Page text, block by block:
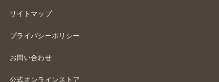
サイトマップ
プライバシーポリシー
お問い合わせ
公式オンラインストア